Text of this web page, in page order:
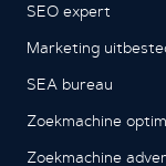
SEO expert
Marketing
SEA bureau
Zoekmachine
Zoekmachine